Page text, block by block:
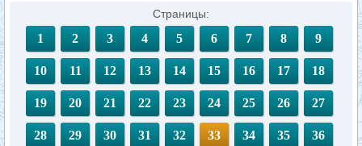
Страницы:
1 2 3 4 5 6 7 8 9
10 11 12 13 14 15 16 17 18
19 20 21 22 23 24 25 26 27
28 29 30 31 32 33 34 35 36